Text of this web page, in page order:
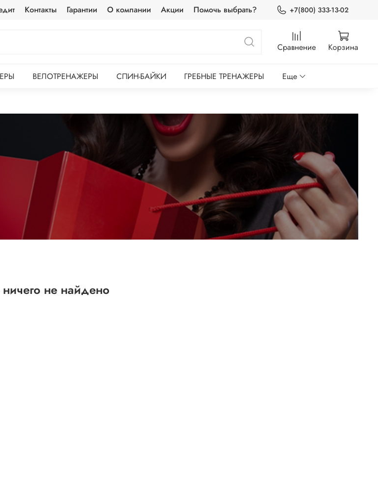
Контакты Гарантии О компании Акции Помочь выбрать? +7(800) 333-13-02
Сравнение Корзина
ВЕЛОТРЕНАЖЕРЫ СПИН-БАЙКИ ГРЕБНЫЕ ТРЕНАЖЕРЫ Еще
не найдено